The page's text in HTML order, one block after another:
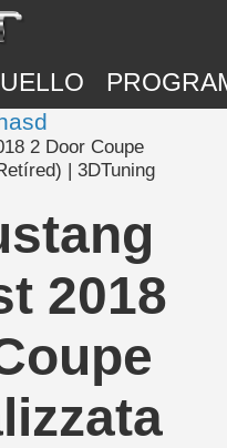
2 Door Coupe
| 3DTuning
2018